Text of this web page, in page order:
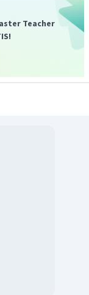
dari opsi
C.
Teacher